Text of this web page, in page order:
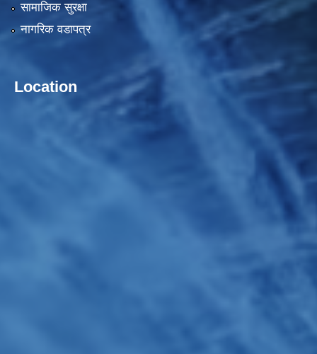
सामाजिक सुरक्षा
नागरिक वडापत्र
Location